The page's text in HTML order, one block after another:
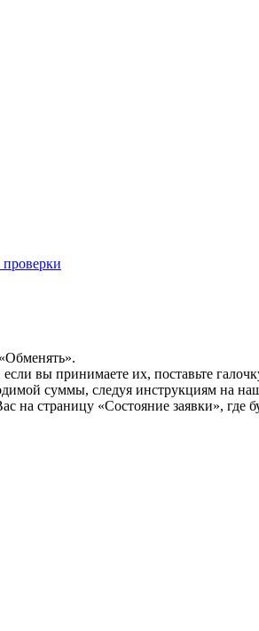
вы принимаете их, поставьте
суммы, следуя инструкциям на
страницу «Состояние заявки», где